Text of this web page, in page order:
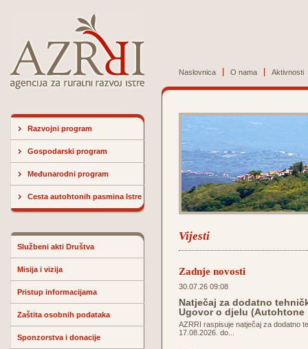
Naslovnica O nama Aktivnosti
Razvojni program
Gospodarski program
Međunarodni program
Cesta autohtonih pasmina Istre
Službeni akti Društva
Misija i vizija
Pristup informacijama
Zaštita osobnih podataka
Sponzorstva i donacije
Vijesti
Zadnje novosti
30.07.26 09:08
Natječaj za dodatno
Ugovor o djelu (Autohtone
AZRRI raspisuje natječaj za dodatno
17.08.2026. do...